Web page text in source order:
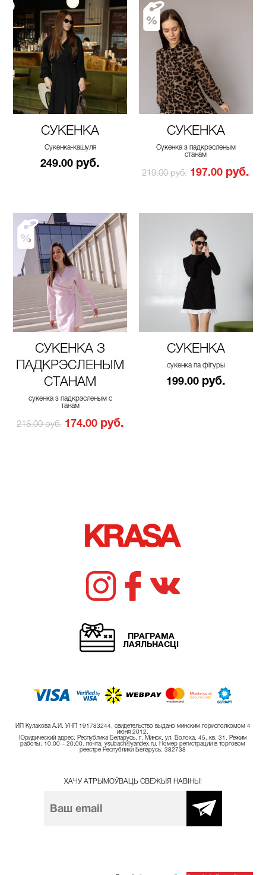
СУКЕНКА
Сукенка-кашуля
249.00 руб.
СУКЕНКА
Сукенка з падкрэсленым
станам
219.00 руб. 197.00 руб.
СУКЕНКА З
ПАДКРЭСЛЕНЫМ
СТАНАМ
сукенка з падкрэсленым с
танам
218.00 руб. 174.00 руб.
СУКЕНКА
сукенка па фігуры
199.00 руб.
ПРАГРАМА
ЛАЯЛЬНАСЦІ
ИП Кулакова А.И. УНП 191783244, свидетельство выдано минским горисполкомом 4
июня 2012.
Юридический адрес: Республика Беларусь, г. Минск, ул. Волоха, 45, кв. 31. Режим
работы: 10:00 – 20:00. почта: ysubach@yandex.ru. Номер регистрации в торговом
реестре Республики Беларусь: 382738
ХАЧУ АТРЫМОЎВАЦЬ СВЕЖЫЯ НАВІНЫ!